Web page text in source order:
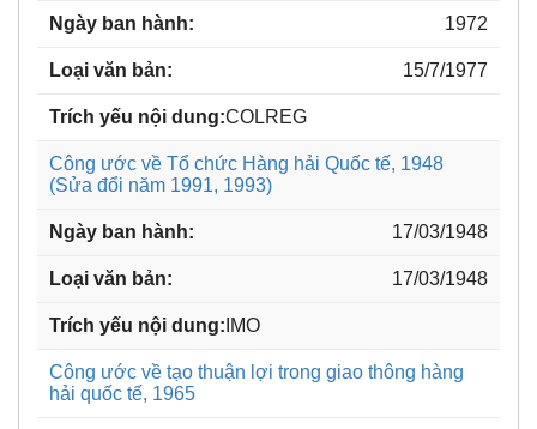
1972
15/7/1977
COLREG
Công ước về Tổ chức Hàng hải Quốc tế, 1948
(Sửa đổi năm 1991, 1993)
17/03/1948
17/03/1948
IMO
Công ước về tạo thuận lợi trong giao thông hàng
hải quốc tế, 1965